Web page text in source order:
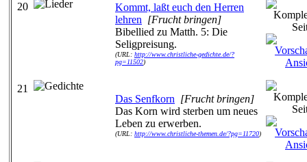
20
Kommt, laßt euch den Herren
lehren [Frucht bringen]
Bibellied zu Matth. 5: Die
Seligpreisung.
(URL: http://www.christliche-gedichte.de/?
pg=11502)
21
Das Senfkorn [Frucht bringen]
Das Korn wird sterben um neues
Leben zu erwerben.
(URL: http://www.christliche-themen.de/?pg=11720)